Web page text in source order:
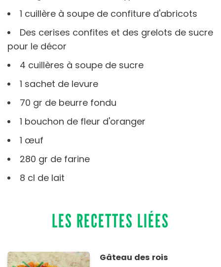
1 cuillère à soupe de confiture d'abricots
Des cerises confites et des grelots de sucre
pour le décor
4 cuillères à soupe de sucre
1 sachet de levure
70 gr de beurre fondu
1 bouchon de fleur d'oranger
1 œuf
280 gr de farine
8 cl de lait
LES RECETTES LIÉES
Gâteau des rois